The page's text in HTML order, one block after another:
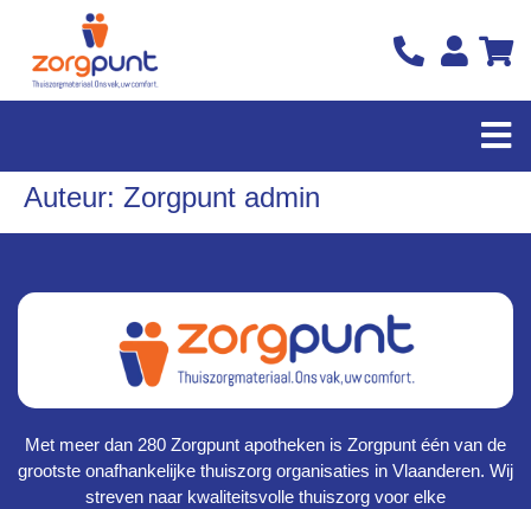
Auteur: Zorgpunt admin
Met meer dan 280 Zorgpunt apotheken is Zorgpunt één van de
grootste onafhankelijke thuiszorg organisaties in Vlaanderen. Wij
streven naar kwaliteitsvolle thuiszorg voor elke